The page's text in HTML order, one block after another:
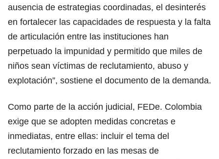
ausencia de estrategias coordinadas, el desinterés
en fortalecer las capacidades de respuesta y la falta
de articulación entre las instituciones han
perpetuado la impunidad y permitido que miles de
niños sean víctimas de reclutamiento, abuso y
explotación”, sostiene el documento de la demanda.
Como parte de la acción judicial, FEDe. Colombia
exige que se adopten medidas concretas e
inmediatas, entre ellas: incluir el tema del
reclutamiento forzado en las mesas de